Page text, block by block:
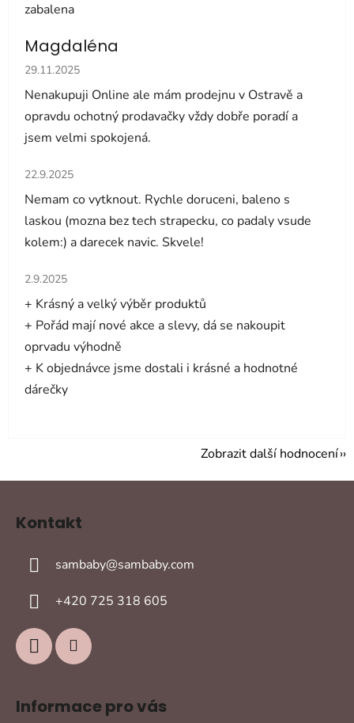
zabalena
Magdaléna
Hodnocení obchodu je 5 z 5 hvězdiček.
29.11.2025
Nenakupuji Online ale mám prodejnu v Ostravě a
opravdu ochotný prodavačky vždy dobře poradí a
jsem velmi spokojená.
Hodnocení obchodu je 5 z 5 hvězdiček.
22.9.2025
Nemam co vytknout. Rychle doruceni, baleno s
laskou (mozna bez tech strapecku, co padaly vsude
kolem:) a darecek navic. Skvele!
Hodnocení obchodu je 5 z 5 hvězdiček.
2.9.2025
+ Krásný a velký výběr produktů
+ Pořád mají nové akce a slevy, dá se nakoupit
oprvadu výhodně
+ K objednávce jsme dostali i krásné a hodnotné
dárečky
Zobrazit další hodnocení
Kontakt
sambaby@sambaby.com
+420 725 318 605
Informace pro vás